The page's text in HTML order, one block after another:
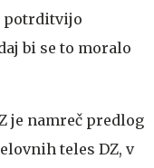
potrditvijo
bi se to moralo
je namreč predlog
teles DZ, v